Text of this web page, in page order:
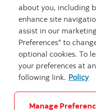
about you, including
enhance site
assist in our
Preferences" to
optional cookies. To
your preferences at
following link. Policy
Manage